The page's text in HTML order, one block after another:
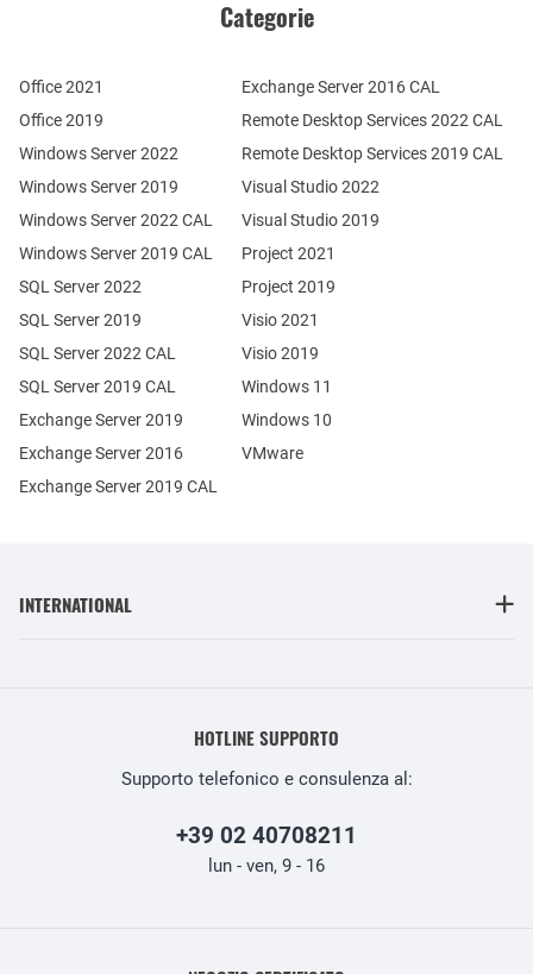
Categorie
Office 2021
Office 2019
Windows Server 2022
Windows Server 2019
Exchange Server 2019
Exchange Server 2016
SQL Server 2022
SQL Server 2019
Windows Server 2022 CAL
Windows Server 2019 CAL
SQL Server 2022 CAL
SQL Server 2019 CAL
Remote Desktop Services 2022 CAL
Remote Desktop Services 2019 CAL
Exchange Server 2019 CAL
Exchange Server 2016 CAL
Visual Studio 2022
Visual Studio 2019
Project 2021
Project 2019
Visio 2021
Visio 2019
Windows 11
Windows 10
VMware
INTERNATIONAL
HOTLINE SUPPORTO
Supporto telefonico e consulenza al:
+39 02 40708211
lun - ven, 9 - 16